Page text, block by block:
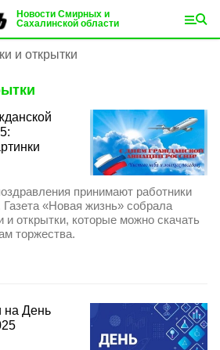
Новости Смирных и
Сахалинской области
и открытки
принимают работники
Газета «Новая жизнь» собрала
и открытки, которые можно скачать
торжества.
на День